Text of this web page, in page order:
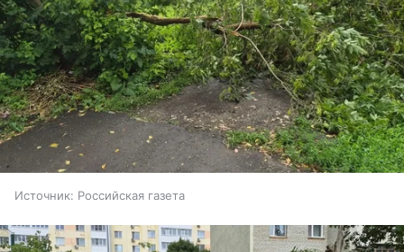
Источник: Российская газета